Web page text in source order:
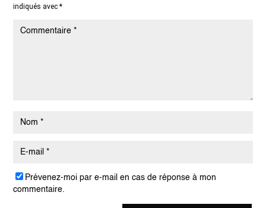
indiqués avec*
Prévenez-moi par e-mail en cas de réponse à mon
commentaire.